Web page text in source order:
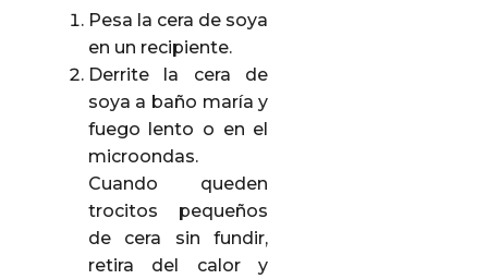
Pesa la cera de soya
en un recipiente.
Derrite la cera de
soya a baño maría y
fuego lento o en el
microondas.
Cuando queden
trocitos pequeños
de cera sin fundir,
retira del calor y